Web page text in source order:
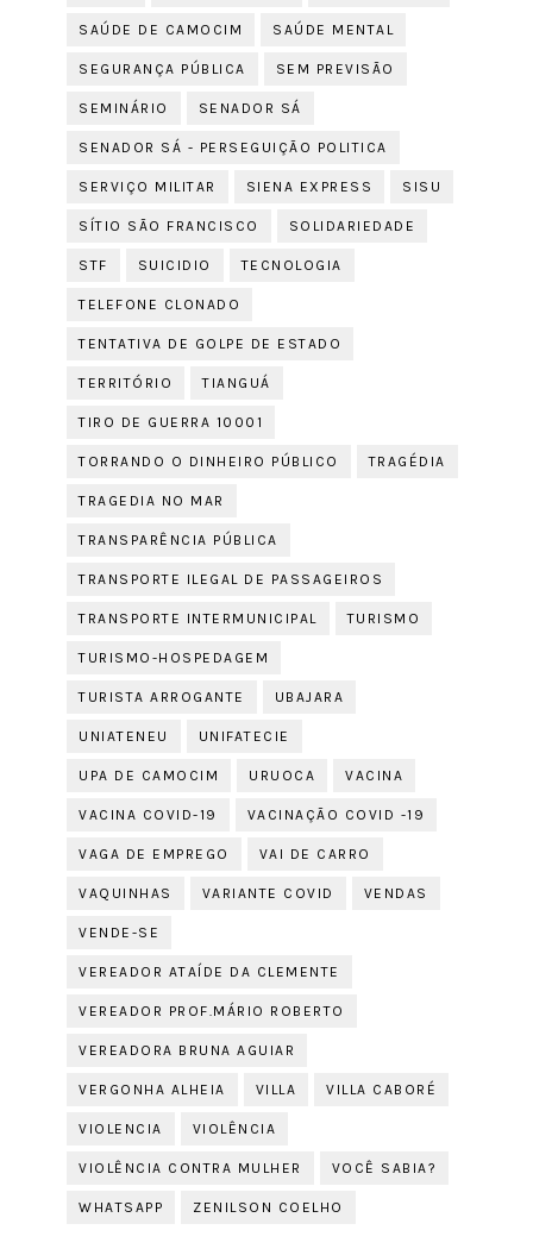
SAÚDE DE CAMOCIM SAÚDE MENTAL
SEGURANÇA PÚBLICA SEM PREVISÃO
SEMINÁRIO SENADOR SÁ
SENADOR SÁ - PERSEGUIÇÃO POLITICA
SERVIÇO MILITAR SIENA EXPRESS SISU
SÍTIO SÃO FRANCISCO SOLIDARIEDADE
STF SUICIDIO TECNOLOGIA
TELEFONE CLONADO
TENTATIVA DE GOLPE DE ESTADO
TERRITÓRIO TIANGUÁ
TIRO DE GUERRA 10001
TORRANDO O DINHEIRO PÚBLICO TRAGÉDIA
TRAGEDIA NO MAR
TRANSPARÊNCIA PÚBLICA
TRANSPORTE ILEGAL DE PASSAGEIROS
TRANSPORTE INTERMUNICIPAL TURISMO
TURISMO-HOSPEDAGEM
TURISTA ARROGANTE UBAJARA
UNIATENEU UNIFATECIE
UPA DE CAMOCIM URUOCA VACINA
VACINA COVID-19 VACINAÇÃO COVID -19
VAGA DE EMPREGO VAI DE CARRO
VAQUINHAS VARIANTE COVID VENDAS
VENDE-SE
VEREADOR ATAÍDE DA CLEMENTE
VEREADOR PROF.MÁRIO ROBERTO
VEREADORA BRUNA AGUIAR
VERGONHA ALHEIA VILLA VILLA CABORÉ
VIOLENCIA VIOLÊNCIA
VIOLÊNCIA CONTRA MULHER VOCÊ SABIA?
WHATSAPP ZENILSON COELHO